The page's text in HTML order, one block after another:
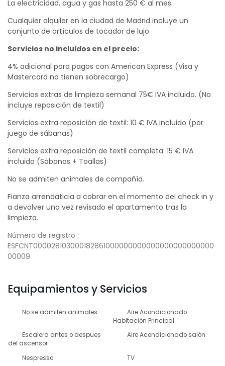
La electricidad, agua y gas hasta 250 € al mes.
Cualquier alquiler en la ciudad de Madrid incluye un
conjunto de artículos de tocador de lujo.
Servicios no incluidos en el precio:
4% adicional para pagos con American Express (Visa y
Mastercard no tienen sobrecargo)
Servicios extras de limpieza semanal 75€ IVA incluido. (No
incluye reposición de textil)
Servicios extra reposición de textil: 10 € IVA incluido (por
juego de sábanas)
Servicios extra reposición de textil completa: 15 € IVA
incluido (Sábanas + Toallas)
No se admiten animales de compañía.
Fianza arrendaticia a cobrar en el momento del check in y
a devolver una vez revisado el apartamento tras la
limpieza.
Número de registro :
ESFCNT000028103000182861000000000000000000000000
00009
Equipamientos y Servicios
No se admiten animales
Aire Acondicionado
Habitación Principal
Escalera antes o despues
del ascensor
Aire Acondicionado salón
Nespresso TV